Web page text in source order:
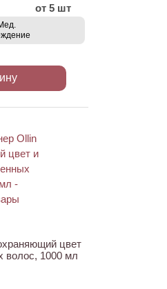
от 5 шт
цвет
волос, 1000 мл